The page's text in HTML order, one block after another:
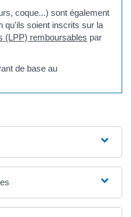
coque...) sont également
qu'ils soient inscrits sur la
(LPP) remboursables par
de base au